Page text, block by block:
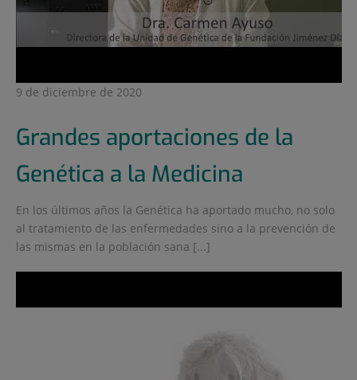
9 de diciembre de 2020
Grandes aportaciones de la
Genética a la Medicina
En los últimos años la Genética ha aportado mucho, no solo
al tratamiento de las enfermedades sino a la prevención de
las mismas en la población sana [...]